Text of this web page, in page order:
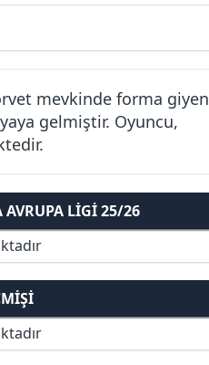
mevkinde forma giyen
gelmiştir. Oyuncu,
AVRUPA LIGI 25/26